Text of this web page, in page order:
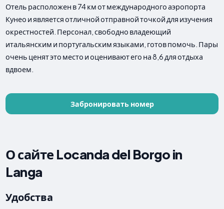
Отель расположен в 74 км от международного аэропорта
Кунео и является отличной отправной точкой для изучения
окрестностей. Персонал, свободно владеющий
итальянским и португальским языками, готов помочь. Пары
очень ценят это место и оценивают его на 8,6 для отдыха
вдвоем.
Забронировать номер
О сайте Locanda del Borgo in
Langa
Удобства